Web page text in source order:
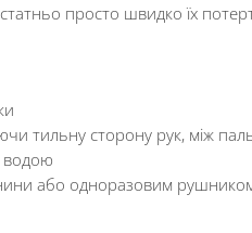
просто швидко їх
тильну сторону рук, між
водою
або одноразовим